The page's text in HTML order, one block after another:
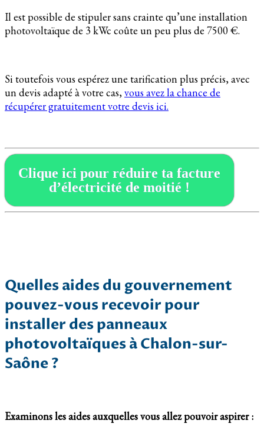
Il est possible de stipuler sans crainte qu’une installation
photovoltaïque de 3 kWc coûte un peu plus de 7500 €.
Si toutefois vous espérez une tarification plus précis, avec
un devis adapté à votre cas,vous avez la chance de
récupérer gratuitement votre devis ici.
Clique ici pour réduire ta facture
d’électricité de moitié !
Quelles aides du gouvernement
pouvez-vous recevoir pour
installer des panneaux
photovoltaïques à Chalon-sur-
Saône ?
Examinons les aides auxquelles vous allez pouvoir aspirer :